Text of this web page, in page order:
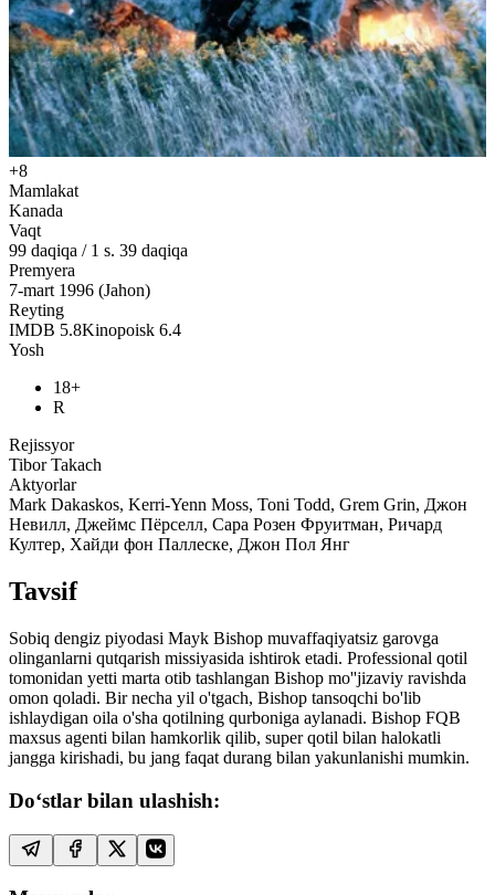
+8
Mamlakat
Kanada
Vaqt
99 daqiqa / 1 s. 39 daqiqa
Premyera
7-mart 1996 (Jahon)
Reyting
IMDB 5.8Kinopoisk 6.4
Yosh
18+
R
Rejissyor
Tibor Takach
Aktyorlar
Mark Dakaskos, Kerri-Yenn Moss, Toni Todd, Grem Grin, Джон
Невилл, Джеймс Пёрселл, Сара Розен Фруитман, Ричард
Култер, Хайди фон Паллеске, Джон Пол Янг
Tavsif
Sobiq dengiz piyodasi Mayk Bishop muvaffaqiyatsiz garovga
olinganlarni qutqarish missiyasida ishtirok etadi. Professional qotil
tomonidan yetti marta otib tashlangan Bishop mo''jizaviy ravishda
omon qoladi. Bir necha yil o'tgach, Bishop tansoqchi bo'lib
ishlaydigan oila o'sha qotilning qurboniga aylanadi. Bishop FQB
maxsus agenti bilan hamkorlik qilib, super qotil bilan halokatli
jangga kirishadi, bu jang faqat durang bilan yakunlanishi mumkin.
Do‘stlar bilan ulashish: